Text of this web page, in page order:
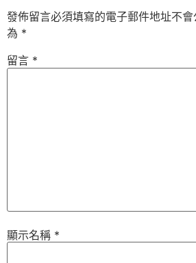
發佈留言必須填寫的電子郵件地址不會
為 *
留言 *
顯示名稱 *